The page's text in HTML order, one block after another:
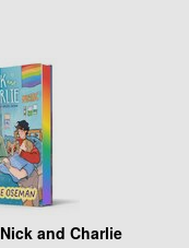
Nick and Charlie